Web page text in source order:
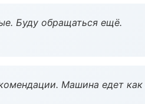
Буду обращаться ещё.
Машина едет как